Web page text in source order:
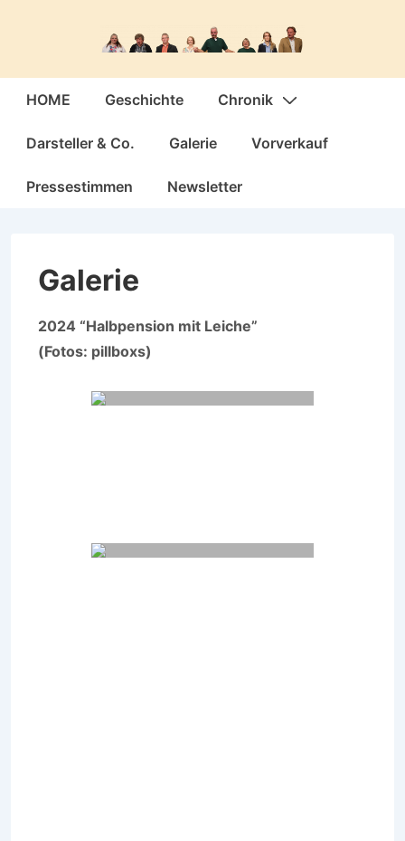
Hauptnavigation
HOME Geschichte Chronik
Darsteller & Co. Galerie Vorverkauf
Pressestimmen Newsletter
Galerie
2024 “Halbpension mit Leiche”
(Fotos: pillboxs)